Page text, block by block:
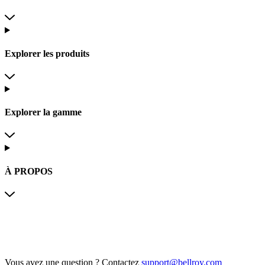
Explorer les produits
Explorer la gamme
À PROPOS
Vous avez une question ? Contactez support@bellroy.com